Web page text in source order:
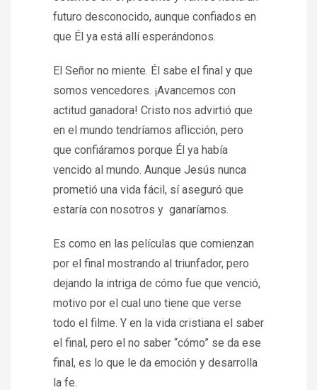
futuro desconocido, aunque confiados en
que Él ya está allí esperándonos.
El Señor no miente. Él sabe el final y que
somos vencedores. ¡Avancemos con
actitud ganadora! Cristo nos advirtió que
en el mundo tendríamos aflicción, pero
que confiáramos porque Él ya había
vencido al mundo. Aunque Jesús nunca
prometió una vida fácil, sí aseguró que
estaría con nosotros y ganaríamos.
Es como en las películas que comienzan
por el final mostrando al triunfador, pero
dejando la intriga de cómo fue que venció,
motivo por el cual uno tiene que verse
todo el filme. Y en la vida cristiana el saber
el final, pero el no saber “cómo” se da ese
final, es lo que le da emoción y desarrolla
la fe.